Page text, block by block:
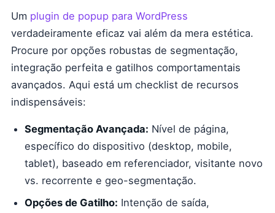
Um plugin de popup para WordPress
verdadeiramente eficaz vai além da mera estética.
Procure por opções robustas de segmentação,
integração perfeita e gatilhos comportamentais
avançados. Aqui está um checklist de recursos
indispensáveis:
Segmentação Avançada: Nível de página,
específico do dispositivo (desktop, mobile,
tablet), baseado em referenciador, visitante novo
vs. recorrente e geo-segmentação.
Opções de Gatilho: Intenção de saída,